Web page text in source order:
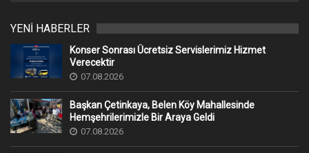
YENİ HABERLER
Konser Sonrası Ücretsiz Servislerimiz Hizmet
Verecektir
07.08.2026
Başkan Çetinkaya, Belen Köy Mahallesinde
Hemşehrilerimizle Bir Araya Geldi
07.08.2026